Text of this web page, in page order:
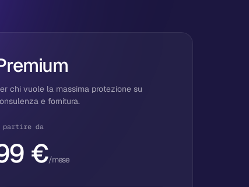
chi vuole la massima protezione su
e fornitura.
partire da
€/mese